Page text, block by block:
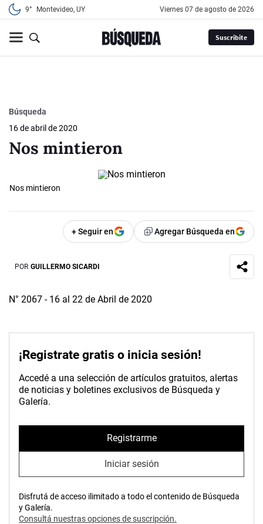
9° Montevideo, UY viernes 07 de agosto de 2026
Suscribite
Búsqueda
16 de abril de 2020
Nos mintieron
Nos mintieron
+ Seguir en Agregar Búsqueda en
POR GUILLERMO SICARDI
N° 2067 - 16 al 22 de Abril de 2020
¡Registrate gratis o inicia sesión!
Accedé a una selección de artículos gratuitos, alertas
de noticias y boletines exclusivos de Búsqueda y
Galería.
Registrarme
Iniciar sesión
Disfrutá de acceso ilimitado a todo el contenido de Búsqueda
y Galería.
Consultá nuestras opciones de suscripción.